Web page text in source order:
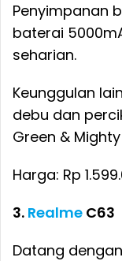
Penyimpanan
baterai
seharian.
Keunggulan
debu dan
Green &
Harga: Rp
3. Realme C63
Datang